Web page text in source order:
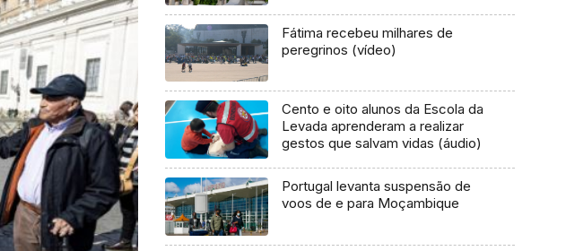
Fátima recebeu milhares de
peregrinos (vídeo)
Cento e oito alunos da Escola da
Levada aprenderam a realizar
gestos que salvam vidas (áudio)
Portugal levanta suspensão de
voos de e para Moçambique